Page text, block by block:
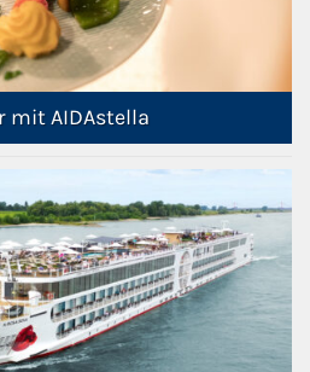
mit AIDAstella